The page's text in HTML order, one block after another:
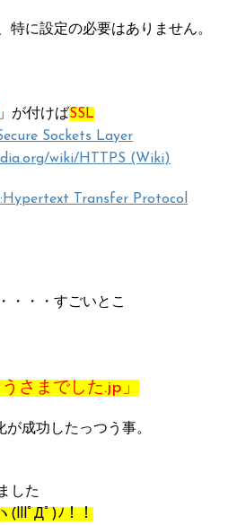
特に設定の必要はありません。
」が付けばSSL
Sockets Layer
wiki/HTTPS (Wiki)
Transfer Protocol
・・・すごいとこ
うさまでした.jp」
成功したっつう事。
した
ヽ(lllﾟДﾟ)ﾉ！！